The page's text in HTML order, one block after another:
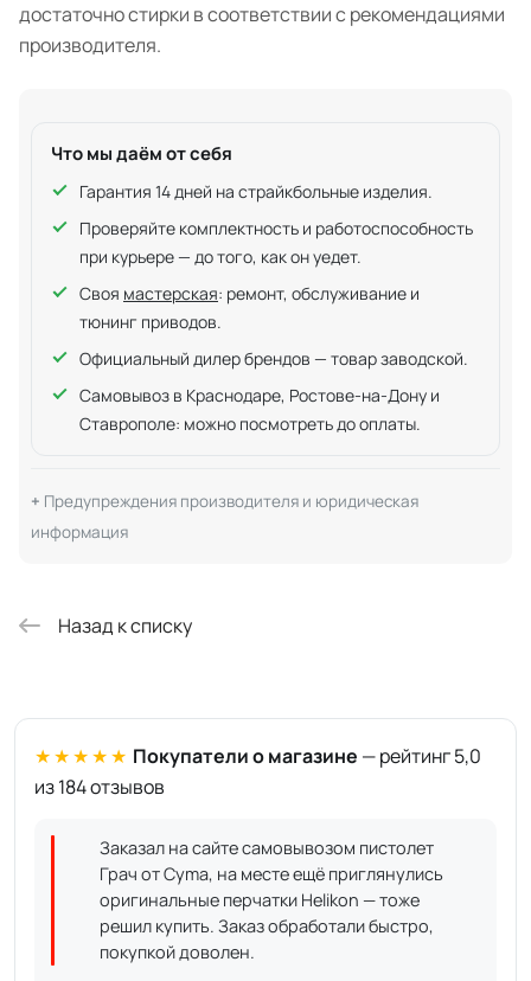
достаточно стирки в соответствии с рекомендациями
производителя.
Что мы даём от себя
Гарантия 14 дней на страйкбольные изделия.
Проверяйте комплектность и работоспособность
при курьере — до того, как он уедет.
Своя мастерская: ремонт, обслуживание и
тюнинг приводов.
Официальный дилер брендов — товар заводской.
Самовывоз в Краснодаре, Ростове-на-Дону и
Ставрополе: можно посмотреть до оплаты.
Предупреждения производителя и юридическая
информация
Назад к списку
★★★★★ Покупатели о магазине — рейтинг 5,0
из 184 отзывов
Заказал на сайте самовывозом пистолет
Грач от Cyma, на месте ещё приглянулись
оригинальные перчатки Helikon — тоже
решил купить. Заказ обработали быстро,
покупкой доволен.